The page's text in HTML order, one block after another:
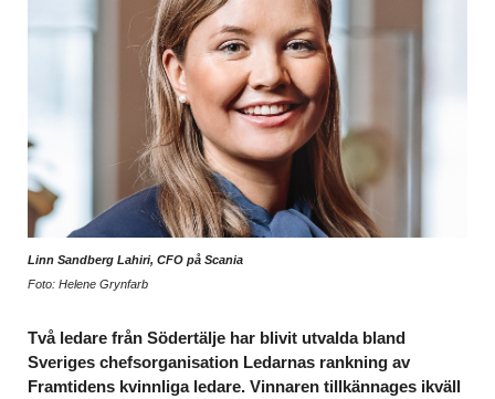
Linn Sandberg Lahiri, CFO på Scania
Foto: Helene Grynfarb
Två ledare från Södertälje har blivit utvalda bland
Sveriges chefsorganisation Ledarnas rankning av
Framtidens kvinnliga ledare. Vinnaren tillkännages ikväll